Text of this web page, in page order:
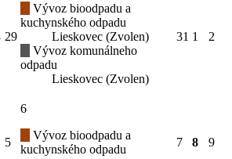
29
Vývoz bioodpadu a
kuchynského odpadu
Lieskovec (Zvolen)
Vývoz komunálneho
odpadu
Lieskovec (Zvolen)
31 1 2
5
6
Vývoz bioodpadu a
kuchynského odpadu
7 8 9